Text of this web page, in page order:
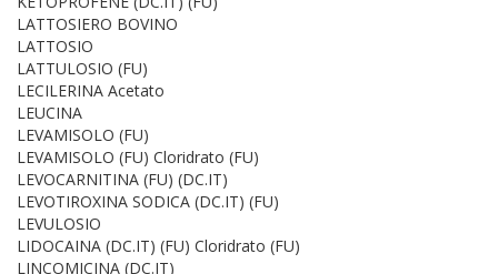
LATTOSIERO BOVINO
LATTOSIO
LATTULOSIO (FU)
LECILERINA Acetato
LEUCINA
LEVAMISOLO (FU)
LEVAMISOLO (FU) Cloridrato (FU)
LEVOCARNITINA (FU) (DC.IT)
LEVOTIROXINA SODICA (DC.IT) (FU)
LEVULOSIO
LIDOCAINA (DC.IT) (FU) Cloridrato (FU)
LINCOMICINA (DC.IT)